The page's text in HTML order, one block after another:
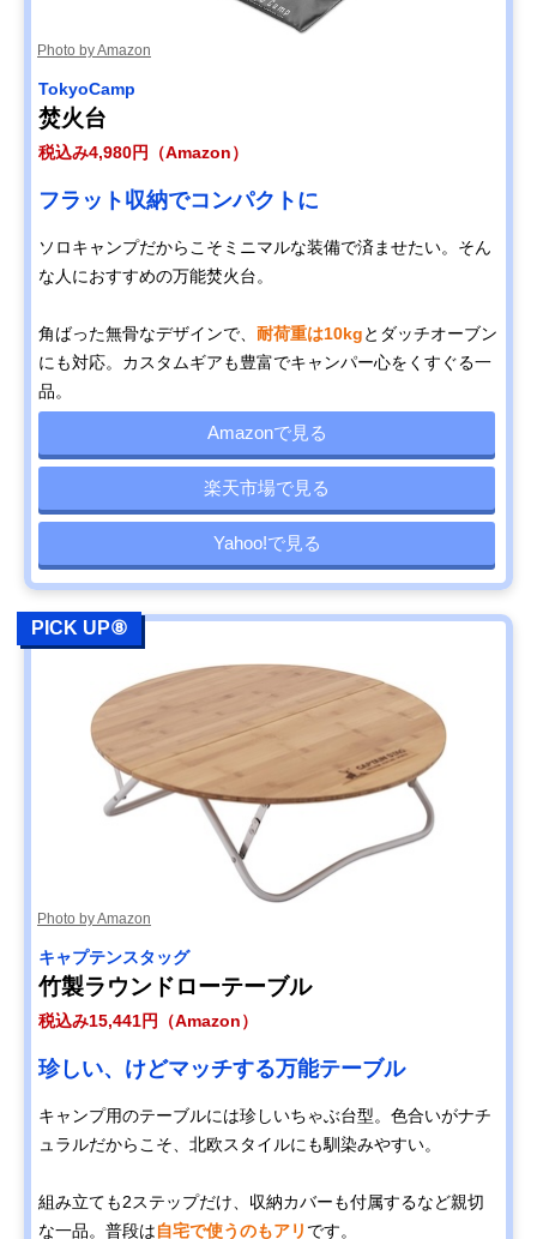
Photo by Amazon
TokyoCamp
焚火台
税込み4,980円（Amazon）
フラット収納でコンパクトに
ソロキャンプだからこそミニマルな装備で済ませたい。そん
な人におすすめの万能焚火台。
角ばった無骨なデザインで、 耐荷重は10kgとダッチオーブン
にも対応。カスタムギアも豊富でキャンパー心をくすぐる一
品。
Amazonで見る
楽天市場で見る
Yahoo!で見る
PICK UP⑧
Photo by Amazon
キャプテンスタッグ
竹製ラウンドローテーブル
税込み15,441円（Amazon）
珍しい、けどマッチする万能テーブル
キャンプ用のテーブルには珍しいちゃぶ台型。色合いがナチ
ュラルだからこそ、北欧スタイルにも馴染みやすい。
組み立ても2ステップだけ、収納カバーも付属するなど親切
な一品。普段は自宅で使うのもアリ です。